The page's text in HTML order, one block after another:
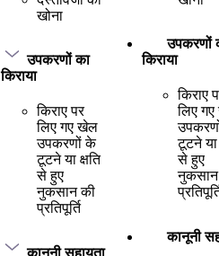
खोना
उपकरणों का
किराया
किराए पर
लिए गए खेल
उपकरणों के
टूटने या क्षति
से हुए
नुकसान की
प्रतिपूर्ति
कानूनी सहायता
उपकरणों
किराया
किराए
लिए
टूटने या
से हुए
कानूनी